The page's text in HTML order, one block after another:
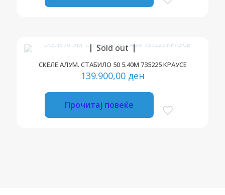
Sold out
СКЕЛЕ АЛУМ. СТАБИЛО 50 5.40М 735225 КРАУСЕ
139.900,00 ден
Прочитај повеќе